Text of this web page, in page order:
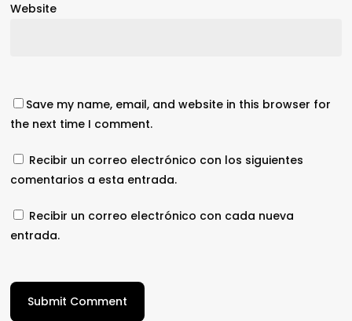
Website
Save my name, email, and website in this browser for
the next time I comment.
Recibir un correo electrónico con los siguientes
comentarios a esta entrada.
Recibir un correo electrónico con cada nueva
entrada.